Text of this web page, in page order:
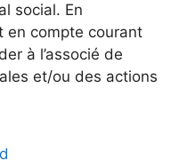
social. En
en compte courant
à l’associé de
et/ou des actions